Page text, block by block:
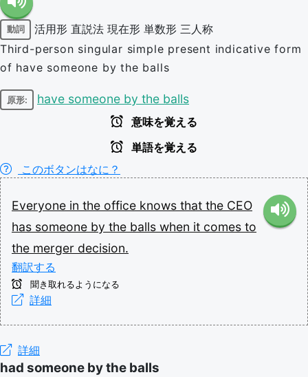
動詞 活用形 直説法 現在形 単数形 三人称
Third-person singular simple present indicative form
of have someone by the balls
原形: have someone by the balls
意味を覚える
単語を覚える
このボタンはなに？
Everyone in the office knows that the CEO
has someone by the balls when it comes to
the merger decision.
翻訳する
聞き取れるようになる
詳細
詳細
had someone by the balls